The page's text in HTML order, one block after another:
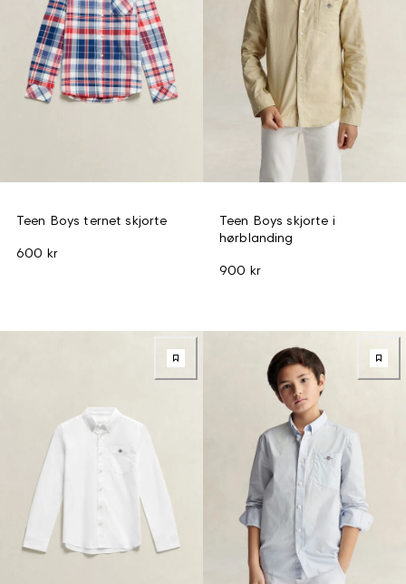
Teen Boys ternet skjorte
600 kr
Teen Boys skjorte i
hørblanding
900 kr